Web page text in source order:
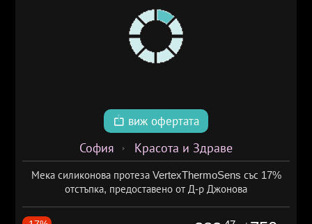
виж офертата
София Красота и Здраве
Мека силиконова протеза VertexThermoSens със 17%
отстъпка, предоставено от Д-р Джонова